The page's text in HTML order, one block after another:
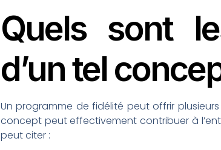
Quels sont
d’un tel
Un programme de fidélité peut offrir
concept peut effectivement contribuer à
peut citer :